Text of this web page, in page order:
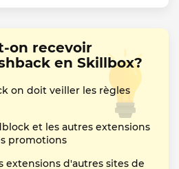
on recevoir
en Skillbox?
on doit veiller les règles
et les autres extensions
promotions
extensions d'autres sites de